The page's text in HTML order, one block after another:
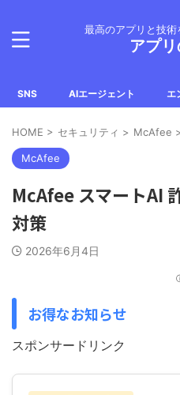
最高のアプリと技
アプ
SNS AIエージェント エ
HOME > セキュリティ > McAfee
McAfee
McAfee スマートAI
対策
2026年6月4日
お得なお知らせ
スポンサードリンク